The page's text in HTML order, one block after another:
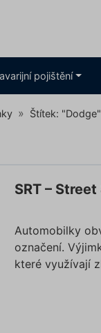
pojištění
Štítek: "Dodge"
SRT –
Automobilky
označení.
které využívají